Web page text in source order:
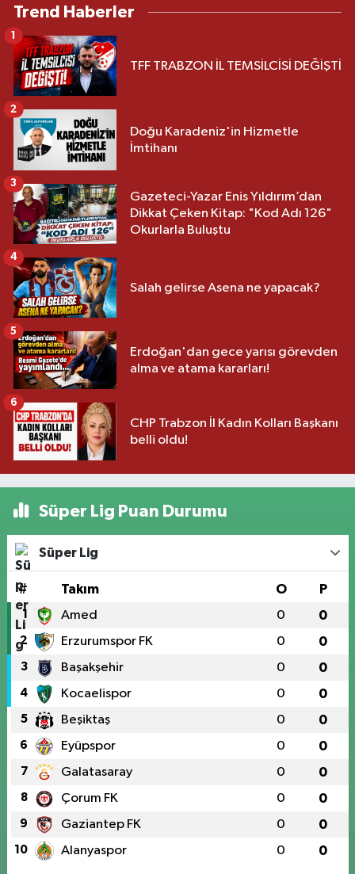
Trend Haberler
TFF TRABZON İL TEMSİLCİSİ DEĞİŞTİ
1
Doğu Karadeniz'in Hizmetle
İmtihanı
2
Gazeteci-Yazar Enis Yıldırım’dan
Dikkat Çeken Kitap: "Kod Adı 126"
Okurlarla Buluştu
3
Salah gelirse Asena ne yapacak?
4
Erdoğan'dan gece yarısı görevden
alma ve atama kararları!
5
CHP Trabzon İl Kadın Kolları Başkanı
belli oldu!
6
Süper Lig Puan Durumu
Süper Lig
# Takım O P
1 Amed 0 0
2 Erzurumspor FK 0 0
3 Başakşehir 0 0
4 Kocaelispor 0 0
5 Beşiktaş 0 0
6 Eyüpspor 0 0
7 Galatasaray 0 0
8 Çorum FK 0 0
9 Gaziantep FK 0 0
10 Alanyaspor 0 0